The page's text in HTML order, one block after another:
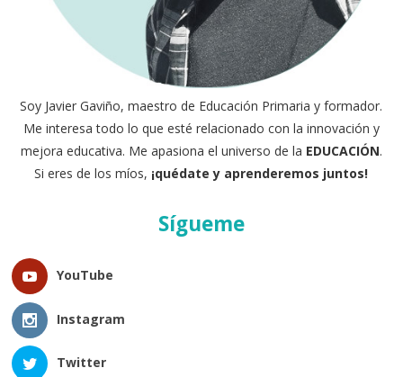
Soy Javier Gaviño, maestro de Educación Primaria y formador.
Me interesa todo lo que esté relacionado con la innovación y
mejora educativa. Me apasiona el universo de la EDUCACIÓN.
Si eres de los míos, ¡quédate y aprenderemos juntos!
Sígueme
YouTube
Instagram
Twitter